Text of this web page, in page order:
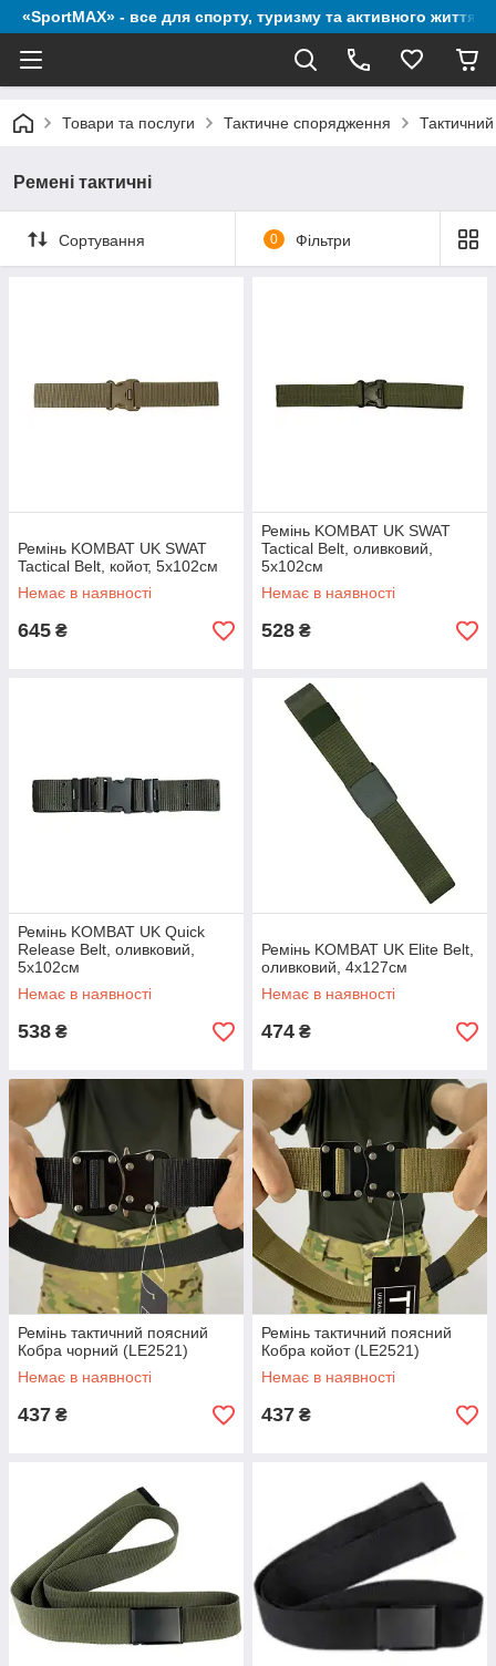
«SportMAX» - все для спорту, туризму та активного життя
Товари та послуги Тактичне спорядження Тактичний
Ремені тактичні
Сортування 0 Фільтри
Ремінь KOMBAT UK SWAT
Tactical Belt, койот, 5x102см
Немає в наявності
645 ₴
Ремінь KOMBAT UK SWAT
Tactical Belt, оливковий,
5x102см
Немає в наявності
528 ₴
Ремінь KOMBAT UK Quick
Release Belt, оливковий,
5x102см
Немає в наявності
538 ₴
Ремінь KOMBAT UK Elite Belt,
оливковий, 4x127см
Немає в наявності
474 ₴
Ремінь тактичний поясний
Кобра чорний (LE2521)
Немає в наявності
437 ₴
Ремінь тактичний поясний
Кобра койот (LE2521)
Немає в наявності
437 ₴